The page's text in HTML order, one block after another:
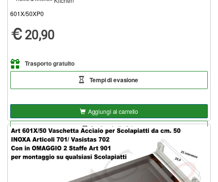
601X/50XP0
20,90
Trasporto gratuito
Tempi di evasione
Aggiungi al carrello
Aggiungi alla lista